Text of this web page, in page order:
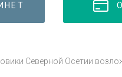
Северной Осетии